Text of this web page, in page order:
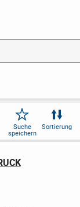
Suche
speichern
Sortierung